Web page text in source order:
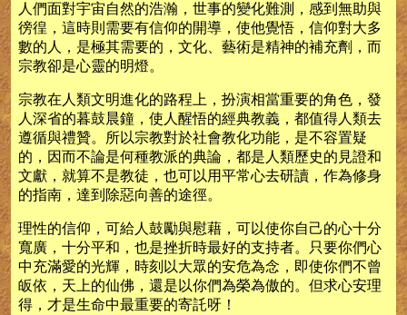
人們面對宇宙自然的浩瀚，世事的變化難測，感到無助與
徬徨，這時則需要有信仰的開導，使他覺悟，信仰對大多
數的人，是極其需要的，文化、藝術是精神的補充劑，而
宗教卻是心靈的明燈。
宗教在人類文明進化的路程上，扮演相當重要的角色，發
人深省的暮鼓晨鐘，使人醒悟的經典教義，都值得人類去
遵循與禮贊。所以宗教對於社會教化功能，是不容置疑
的，因而不論是何種教派的典論，都是人類歷史的見證和
文獻，就算不是教徒，也可以用平常心去研讀，作為修身
的指南，達到除惡向善的途徑。
理性的信仰，可給人鼓勵與慰藉，可以使你自己的心十分
寬廣，十分平和，也是挫折時最好的支持者。只要你們心
中充滿愛的光輝，時刻以大眾的安危為念，即使你們不曾
皈依，天上的仙佛，還是以你們為榮為傲的。但求心安理
得，才是生命中最重要的寄託呀！